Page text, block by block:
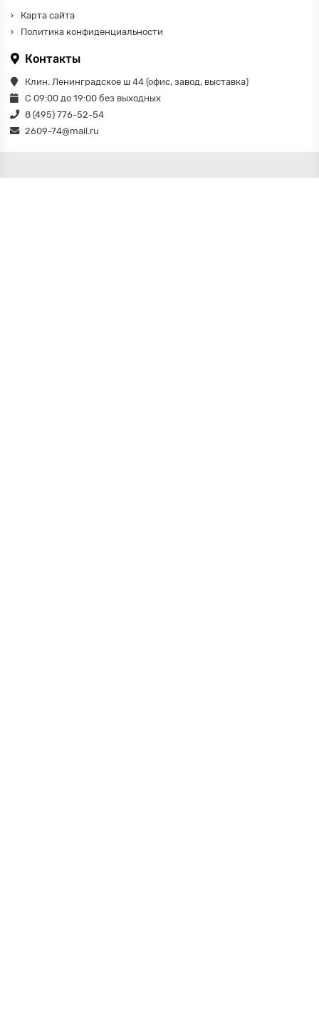
Карта сайта
Политика конфиденциальности
Контакты
Клин. Ленинградское ш 44 (офис, завод, выставка)
С 09:00 до 19:00 без выходных
8 (495) 776-52-54
2609-74@mail.ru